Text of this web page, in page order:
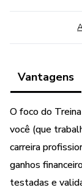
para que você
realidade. Um
liberdade e
Vem com a
Vantagens
O foco do
você (que
carreira
ganhos
testadas e